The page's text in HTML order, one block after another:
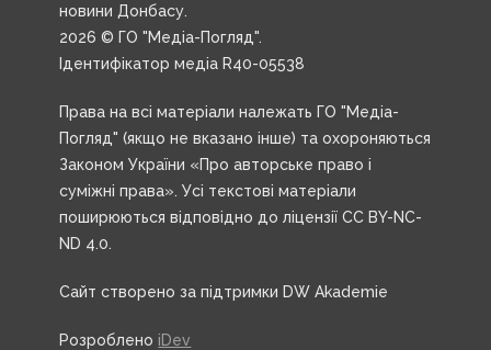
новини Донбасу.
2026 © ГО "Медіа-Погляд".
Ідентифікатор медіа R40-05538
Права на всі матеріали належать ГО "Медіа-
Погляд" (якщо не вказано інше) та охороняються
Законом України «Про авторське право і
суміжні права». Усі текстові матеріали
поширюються відповідно до ліцензії CC BY-NC-
ND 4.0.
Сайт створено за підтримки DW Akademie
Розроблено iDev